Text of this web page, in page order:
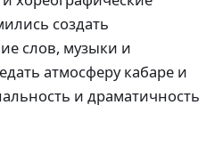
создать
слов, музыки и
атмосферу кабаре и
и драматичность